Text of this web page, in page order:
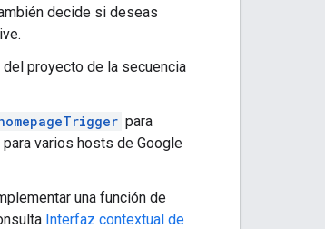
decide si deseas
del proyecto de la secuencia
para
para varios hosts de Google
una función de
Interfaz contextual de